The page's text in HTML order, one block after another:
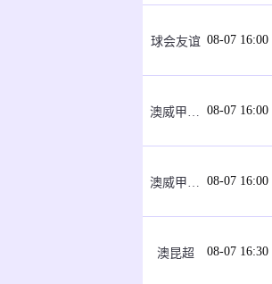
球会友谊 08-07 16:00
澳威甲U20 08-07 16:00
澳威甲U20 08-07 16:00
澳昆超 08-07 16:30